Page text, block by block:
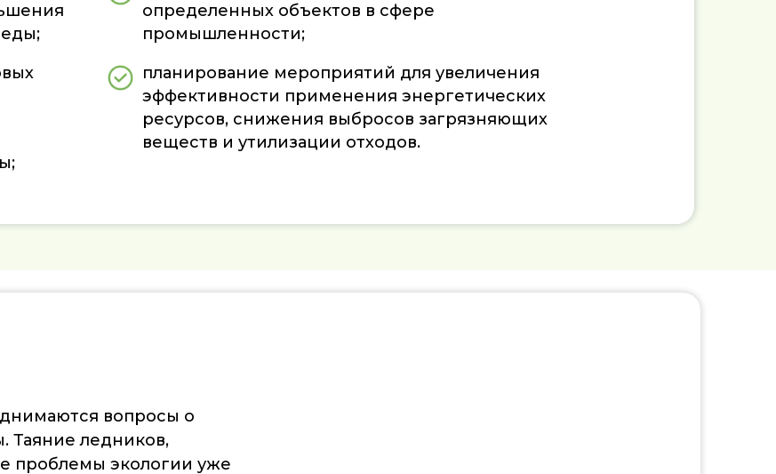
планирование мероприятий для увеличения
эффективности применения энергетических
ресурсов, снижения выбросов загрязняющих
веществ и утилизации отходов.
определенных объектов в сфере
промышленности;
вопросы о
Таяние ледников,
проблемы экологии уже